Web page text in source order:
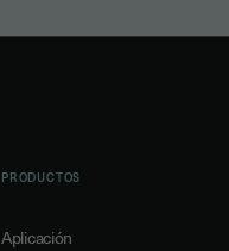
PRODUCTOS
Aplicación